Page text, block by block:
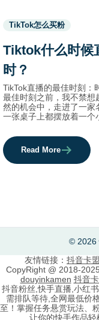
Used
names.
TikTok怎么买粉
Tiktok什么时候
时？
TikTok直播的最佳时刻：
最佳时刻之前，我不禁
然的机会中，走进了一家
一张桌子上都摆放着一
Read More
© 2026
友情链接： 抖音卡
CopyRight @ 2018-
douyinkamen 抖音
抖音粉丝,快手直播,小红
需排队等待,全网最低价
至！掌握任务悬赏玩法、
让你的快手作品轻